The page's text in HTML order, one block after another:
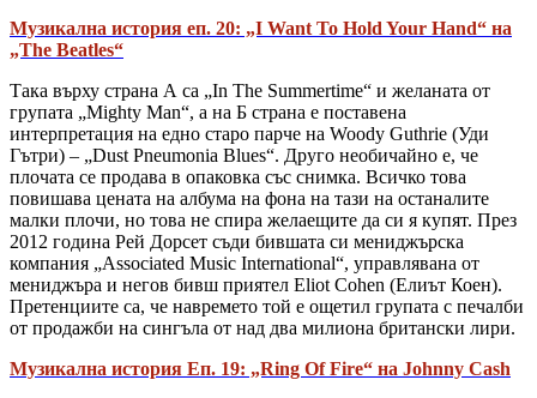
Музикална история еп. 20: „I Want To Hold Your Hand“ на
„The Beatles“
Така върху страна А са „In The Summertime“ и желаната от
групата „Mighty Man“, а на Б страна е поставена
интерпретация на едно старо парче на Woody Guthrie (Уди
Гътри) – „Dust Pneumonia Blues“. Друго необичайно е, че
плочата се продава в опаковка със снимка. Всичко това
повишава цената на албума на фона на тази на останалите
малки плочи, но това не спира желаещите да си я купят. През
2012 година Рей Дорсет съди бившата си мениджърска
компания „Associated Music International“, управлявана от
мениджъра и негов бивш приятел Eliot Cohen (Елиът Коен).
Претенциите са, че навремето той е ощетил групата с печалби
от продажби на сингъла от над два милиона британски лири.
Музикална история Еп. 19: „Ring Of Fire“ на Johnny Cash